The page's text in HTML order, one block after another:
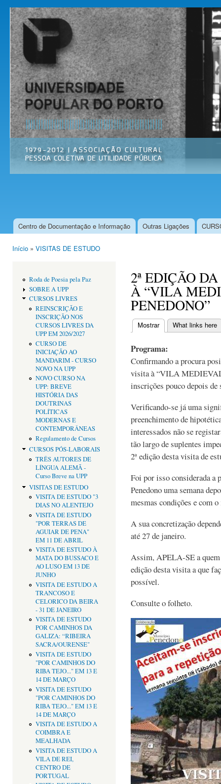
Universidade
Popular do
Porto
Associação
Cultural
Menu principal
Centro de Documentação e Informação Outras Ligações
Início » VISITAS DE ESTUDO
Roda de Poesia pela Paz
SOBRE A UPP
CURSOS LIVRES
REINSCRIÇÃO E
INSCRIÇÃO NOS
CURSOS LIVRES DA
UPP EM 2026/2027
CURSO DE
INICIAÇÃO AO
MANDARIM - CURSO
NOVO NA UPP
NOVO CURSO NA
UPP: BREVE
HISTÓRIA DAS
DOUTRINAS
POLÍTICAS
MODERNAS E
CONTEMPORÂNEAS
Regulamento de Cursos
CURSOS PÓS-LABORAIS
TRÊS AUTORES DE
LÍNGUA ALEMÃ -
Curso Breve na UPP
VISITAS DE ESTUDO
VISITA DE ESTUDO "3
DIAS NO ALENTEJO
VISITA DE ESTUDO
"POR TERRAS DE
AGUIAR DE PENA"
EM 11 DE ABRIL
VISITA DE ESTUDO À
MATA DO BUSSACO E
AO LUSO EM 13 DE
JUNHO
VISITA DE ESTUDO A
TRANCOSO E
CELORICO DA BEIRA
- 31 DE JANEIRO
VISITA DE ESTUDO
POR CAMINHOS DA
GALIZA: “RIBEIRA
SACRA/OURENSE"
VISITA DE ESTUDO
"POR CAMINHOS DO
RIBA TEJO..." EM 13 E
14 DE MARÇO
VISITA DE ESTUDO
"POR CAMINHOS DO
RIBA TEJO..." EM 13 E
14 DE MARÇO
VISITA DE ESTUDO A
COIMBRA E
MEALHADA
VISITA DE ESTUDO A
VILA DE REI,
CENTRO DE
PORTUGAL
2ª EDIÇÃO
À “VILA
PENEDONO”
Separadores
Mostrar(separador ativo)
What links here
Programa:
Confirmando a procura
visita à “VILA
inscrições pouco depois de
Verificando-se já uma
preenchimento de
interessados não se
tão largo de suplentes
2ª edição desta visita de
Foi por isso considerada a
Penedono uma semana
mesmas condições e com
A sua concretização
até 27 de janeiro.
Assim, APELA-SE a quem
edição desta visita a que
possível.
Consulte o folheto.